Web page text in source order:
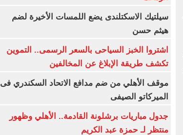
سيلتيك الاسكتلندى يضع اللمسات الأخيرة لضم
هيثم حسن
اشتروا الخبز السياحى بالسعر الرسمى.. التموين
تكشف طريقة الإبلاغ عن المخالفين
موقف الأهلي من ضم مدافع الاتحاد السكندري فى
الميركاتو الصيفى
جدول مباريات برشلونة القادمة.. الأهلي وظهور
منتظر لـ حمزة عبد الكريم